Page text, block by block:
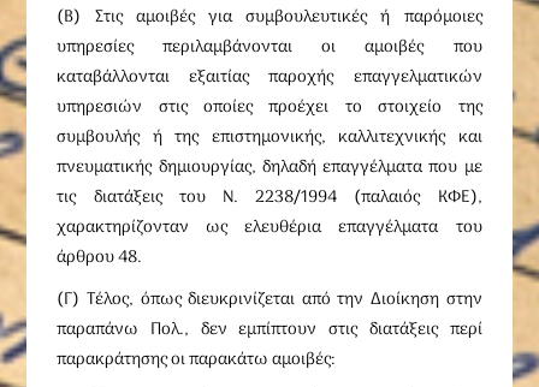
(Β) Στις αμοιβές για συμβουλευτικές ή παρόμοιες
υπηρεσίες περιλαμβάνονται οι αμοιβές που
καταβάλλονται εξαιτίας παροχής επαγγελματικών
υπηρεσιών στις οποίες προέχει το στοιχείο της
συμβουλής ή της επιστημονικής, καλλιτεχνικής και
πνευματικής δημιουργίας, δηλαδή επαγγέλματα που με
τις διατάξεις του Ν. 2238/1994 (παλαιός ΚΦΕ),
χαρακτηρίζονταν ως ελευθέρια επαγγέλματα του
άρθρου 48.
(Γ) Τέλος, όπως διευκρινίζεται από την Διοίκηση στην
παραπάνω Πολ., δεν εμπίπτουν στις διατάξεις περί
παρακράτησης οι παρακάτω αμοιβές: